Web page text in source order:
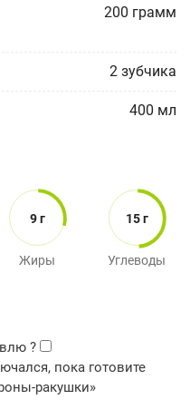
200 грамм
2 зубчика
400 мл
9 г
Жиры
15 г
Углеводы